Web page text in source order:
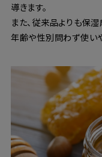
導きます。
また、従来品よりも保
年齢や性別問わず使い